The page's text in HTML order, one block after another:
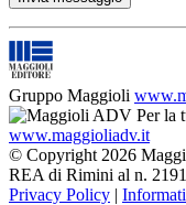
Gruppo Maggioli
Per la
www.maggioliadv.it
© Copyright 2026
REA di Rimini al n.
Privacy Policy |